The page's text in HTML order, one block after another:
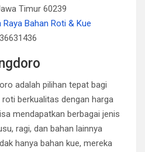
Timur 60239
Raya Bahan Roti & Kue
adalah pilihan tepat bagi
berkualitas dengan harga
mendapatkan berbagai jenis
ragi, dan bahan lainnya
hanya bahan kue, mereka